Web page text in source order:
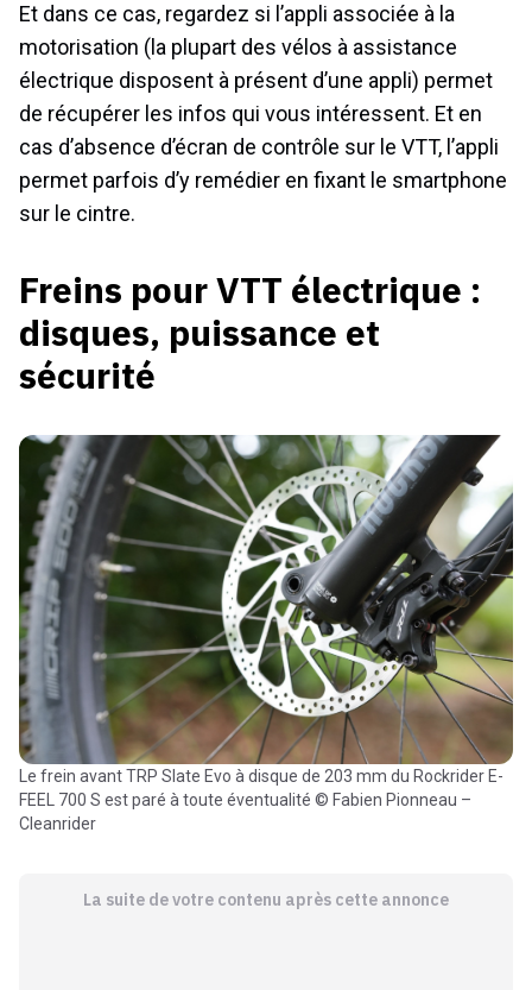
Et dans ce cas, regardez si l’appli associée à la
motorisation (la plupart des vélos à assistance
électrique disposent à présent d’une appli) permet
de récupérer les infos qui vous intéressent. Et en
cas d’absence d’écran de contrôle sur le VTT, l’appli
permet parfois d’y remédier en fixant le smartphone
sur le cintre.
Freins pour VTT électrique :
disques, puissance et
sécurité
Le frein avant TRP Slate Evo à disque de 203 mm du Rockrider E-
FEEL 700 S est paré à toute éventualité © Fabien Pionneau –
Cleanrider
La suite de votre contenu après cette annonce